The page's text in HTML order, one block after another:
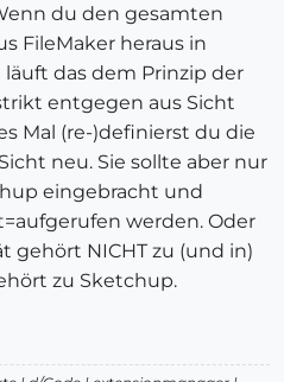
du den gesamten
FileMaker heraus in
das dem Prinzip der
entgegen aus Sicht
Mal (re-)definierst du die
neu. Sie sollte aber nur
eingebracht und
werden. Oder
gehört NICHT zu (und in)
zu Sketchup.